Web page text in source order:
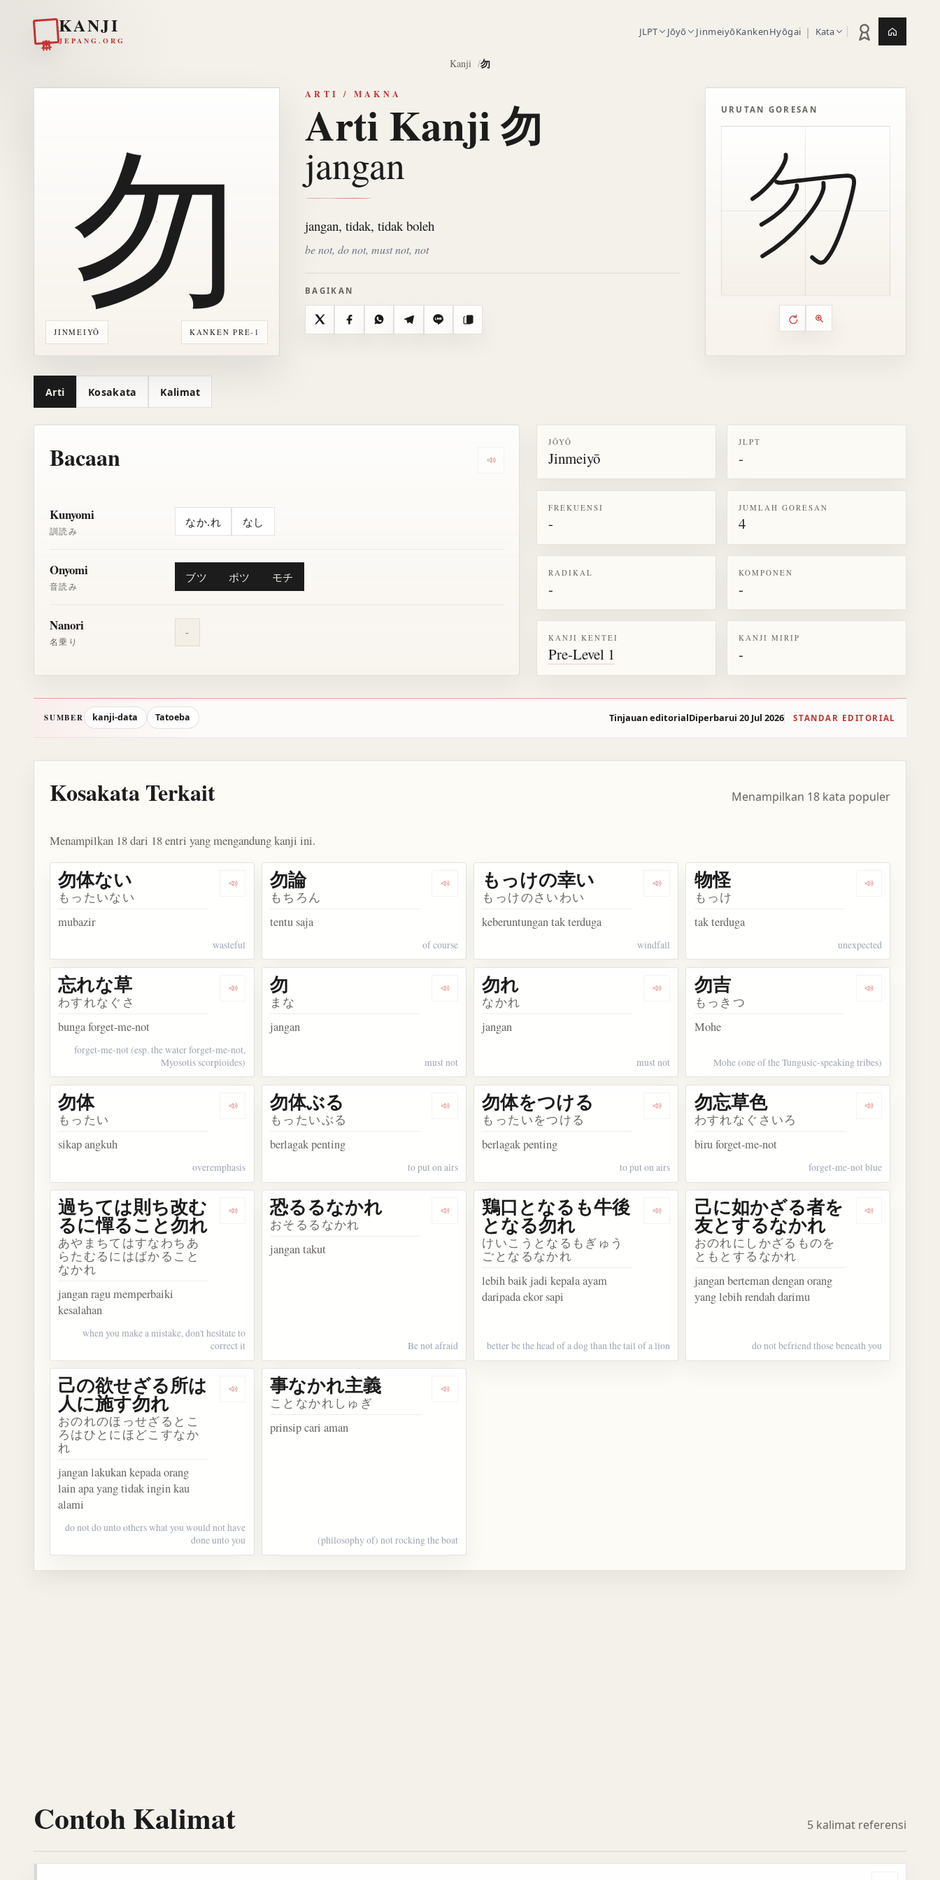
KANJI
JEPANG.ORG
JLPT Jōyō JinmeiyōKankenHyōgai | Kata Statistik latihan
Kanji 勿
JINMEIYŌ KANKEN PRE-1
勿
ARTI / MAKNA
Arti Kanji 勿
jangan
jangan, tidak, tidak boleh
be not, do not, must not, not
BAGIKAN
X FacebookWhatsAppTelegramLine Salin
URUTAN GORESAN
Kontrol animasi urutan
Putar ulang animasi
Perbesar animasi
Arti Kosakata Kalimat
Bacaan Dengarkan semua bacaan untuk kanji 勿
Kunyomi
訓読み
なか.れ なし
Onyomi
音読み
ブツ ボツ モチ
Nanori
名乗り
-
JŌYŌ
Jinmeiyō
JLPT
-
FREKUENSI
-
JUMLAH GORESAN
4
RADIKAL
-
KOMPONEN
-
KANJI KENTEI
Pre-Level 1
KANJI MIRIP
-
SUMBER kanji-data Tatoeba Tinjauan editorialDiperbarui 20 Jul 2026 STANDAR EDITORIAL
Kosakata Terkait Menampilkan 18 kata populer
Menampilkan 18 dari 18 entri yang mengandung kanji ini.
Dengarkan kosakata 勿体ない
勿体ない
もったいない
mubazir
wasteful
Dengarkan kosakata 勿論
勿論
もちろん
tentu saja
of course
Dengarkan kosakata もっけの幸い
もっけの幸い
もっけのさいわい
keberuntungan tak terduga
windfall
Dengarkan
物怪
もっけ
tak terduga
unexpected
Dengarkan kosakata 忘れな草
忘れな草
わすれなぐさ
bunga forget-me-not
forget-me-not (esp. the water forget-me-not,
Myosotis scorpioides)
Dengarkan kosakata 勿
勿
まな
jangan
must not
Dengarkan kosakata 勿れ
勿れ
なかれ
jangan
must not
Dengarkan
勿吉
もっきつ
Mohe
Mohe (one of the Tungusic-speaking tribes)
Dengarkan kosakata 勿体
勿体
もったい
sikap angkuh
overemphasis
Dengarkan kosakata 勿体ぶる
勿体ぶる
もったいぶる
berlagak penting
to put on airs
Dengarkan kosakata 勿体をつける
勿体をつける
もったいをつける
berlagak penting
to put on airs
Dengarkan
勿忘草色
わすれなぐさいろ
biru forget-me-not
forget-me-not blue
Dengarkan kosakata 過ちては則ち改むるに憚ること勿れ
過ちては則ち改む
るに憚ること勿れ
あやまちてはすなわちあ
らたむるにはばかること
なかれ
jangan ragu memperbaiki
kesalahan
when you make a mistake, don't hesitate to
correct it
Dengarkan kosakata 恐るるなかれ
恐るるなかれ
おそるるなかれ
jangan takut
Be not afraid
Dengarkan kosakata 鶏口となるも牛後となる勿れ
鶏口となるも牛後
となる勿れ
けいこうとなるもぎゅう
ごとなるなかれ
lebih baik jadi kepala ayam
daripada ekor sapi
better be the head of a dog than the tail of a lion
Dengarkan
己に如かざる者を
友とするなかれ
おのれにしかざるものを
ともとするなかれ
jangan berteman dengan orang
yang lebih rendah darimu
do not befriend those beneath you
Dengarkan kosakata 己の欲せざる所は人に施す勿れ
己の欲せざる所は
人に施す勿れ
おのれのほっせざるとこ
ろはひとにほどこすなか
れ
jangan lakukan kepada orang
lain apa yang tidak ingin kau
alami
do not do unto others what you would not have
done unto you
Dengarkan kosakata 事なかれ主義
事なかれ主義
ことなかれしゅぎ
prinsip cari aman
(philosophy of) not rocking the boat
Contoh Kalimat 5 kalimat referensi